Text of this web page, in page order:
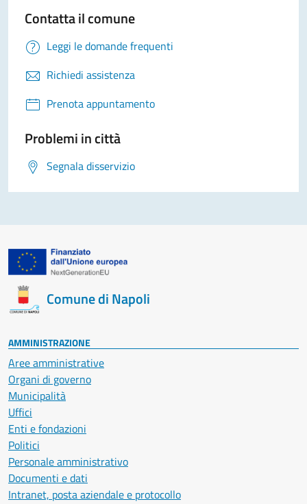
Contatta il comune
Leggi le domande frequenti
Richiedi assistenza
Prenota appuntamento
Problemi in città
Segnala disservizio
Comune di Napoli
AMMINISTRAZIONE
Aree amministrative
Organi di governo
Municipalità
Uffici
Enti e fondazioni
Politici
Personale amministrativo
Documenti e dati
Intranet, posta aziendale e protocollo